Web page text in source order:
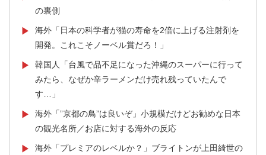
の裏側
▶
海外「日本の科学者が猫の寿命を2倍に上げる注射剤を
開発。これこそノーベル賞だろ！」
▶
韓国人「台風で品不足になった沖縄のスーパーに行って
みたら、なぜか辛ラーメンだけ売れ残っていたんで
す…」
▶
海外「”京都の鳥”は良いぞ」小規模だけどお勧めな日本
の観光名所／お店に対する海外の反応
▶
海外「プレミアのレベルか？」ブライトンが上田綺世の